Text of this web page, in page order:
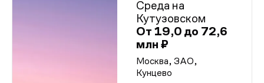
Среда на
Кутузовском
От 19,0 до 72,6
млн ₽
Москва, ЗАО,
Кунцево